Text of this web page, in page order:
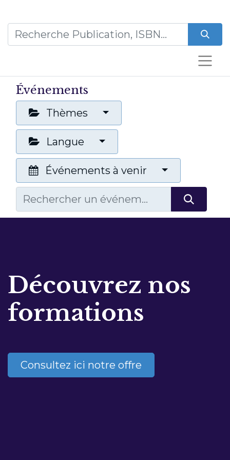
Événements
Thèmes
Langue
Événements à venir
Découvrez nos
formations
Consultez ici notre offre